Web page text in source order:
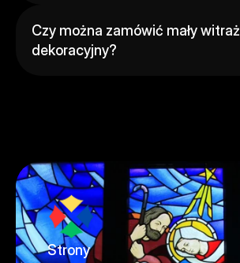
Czy można zamówić mały witraż
dekoracyjny?
Strony